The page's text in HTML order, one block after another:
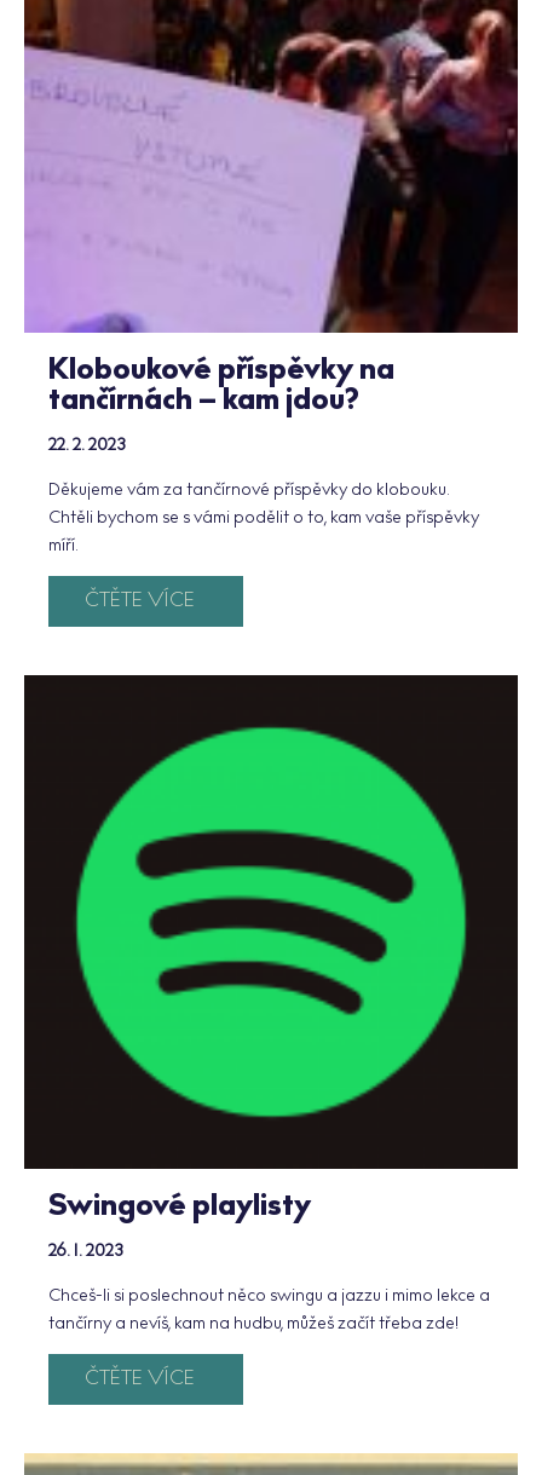
Kloboukové příspěvky na
tančírnách – kam jdou?
22. 2. 2023
Děkujeme vám za tančírnové příspěvky do klobouku.
Chtěli bychom se s vámi podělit o to, kam vaše příspěvky
míří.
ČTĚTE VÍCE
Swingové playlisty
26. 1. 2023
Chceš-li si poslechnout něco swingu a jazzu i mimo lekce a
tančírny a nevíš, kam na hudbu, můžeš začít třeba zde!
ČTĚTE VÍCE